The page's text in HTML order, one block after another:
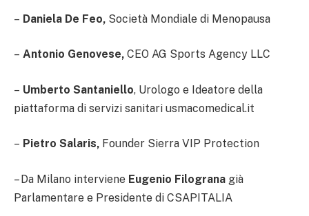
– Daniela De Feo, Società Mondiale di Menopausa
– Antonio Genovese, CEO AG Sports Agency LLC
– Umberto Santaniello, Urologo e Ideatore della
piattaforma di servizi sanitari usmacomedical.it
– Pietro Salaris, Founder Sierra VIP Protection
– Da Milano interviene Eugenio Filograna già
Parlamentare e Presidente di CSAPITALIA